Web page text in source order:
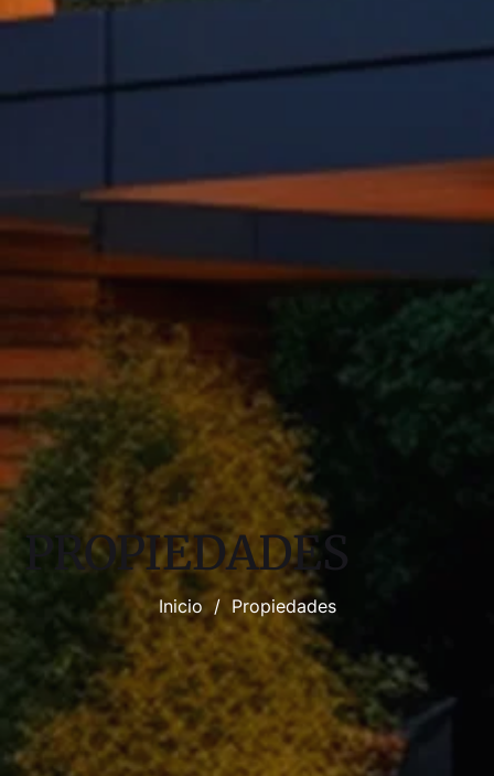
PROPIEDADES
Inicio / Propiedades